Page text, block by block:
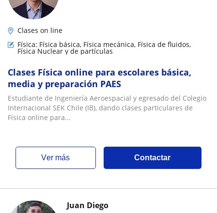
Clases on line
Física: Física básica, Física mecánica, Física de fluidos,
Física Nuclear y de partículas
Clases Física online para escolares básica,
media y preparación PAES
Estudiante de Ingeniería Aeroespacial y egresado del Colegio
Internacional SEK Chile (IB), dando clases particulares de
Física online para...
ver más Contactar
Juan Diego